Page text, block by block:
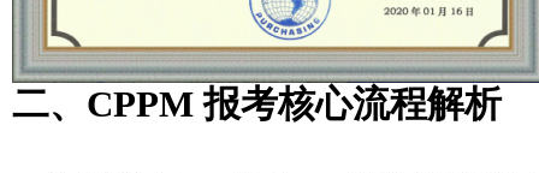
二、CPPM 报考核心流程解析